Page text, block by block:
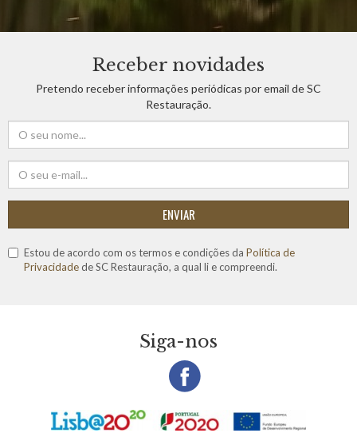
Receber novidades
Pretendo receber informações periódicas por email de SC
Restauração.
ENVIAR
Estou de acordo com os termos e condições da Política de
Privacidadede SC Restauração, a qual li e compreendi.
Siga-nos